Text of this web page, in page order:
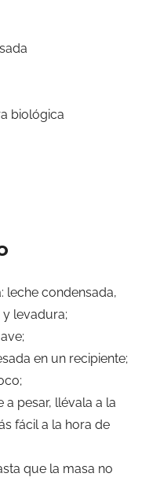
biológica
leche condensada,
levadura;
en un recipiente;
pesar, llévala a la
fácil a la hora de
que la masa no